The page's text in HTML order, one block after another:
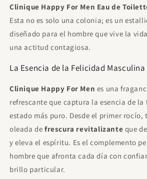
€9.00 Gratis
Gasta
€85.00 para
Yacht Man Trillion Eau de
Hombre 100ml
€11.95 Gratis
Eucalipto y Mentol, 400 ml
Gasta€120.00para
Sol De Janeiro - Beija Flor
75ml
€23.00
Gratis
Gasta
€120.00 para
Clinique Happy For Men Eau de
Esta no es solo una colonia; es un
diseñado para el hombre que vive la
una actitud contagiosa.
La Esencia de la Felicidad Masculina
Clinique Happy For Men es una
refrescante que captura la esencia de la
estado más puro. Desde el primer rocío,
oleada de frescura revitalizante que
y eleva el espíritu. Es el complemento
hombre que afronta cada día con
brillo particular.